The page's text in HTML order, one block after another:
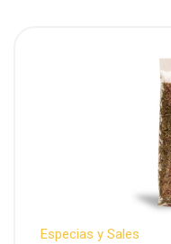
Especias y Sales